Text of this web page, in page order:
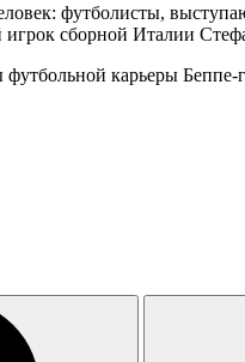
футболисты,
сборной Италии
карьеры